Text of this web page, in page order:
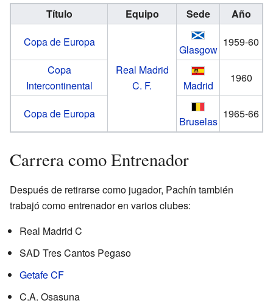
Título Equipo Sede
Año
Copa de Europa
Real Madrid
C. F.
Glasgow
1959-60
Copa
Intercontinental
Madrid
1960
Copa de Europa
Bruselas
1965-66
Carrera como Entrenador
Después de retirarse como jugador, Pachín también
trabajó como entrenador en varios clubes:
Real Madrid C
SAD Tres Cantos Pegaso
Getafe CF
C.A. Osasuna